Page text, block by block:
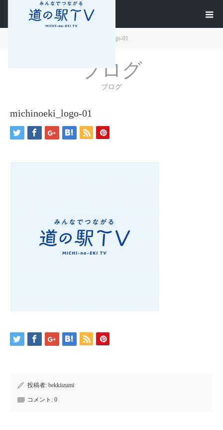
michinoeki_logo-01
ブログ
ブログ
michinoeki_logo-01
投稿者: bekkiizumi
コメント: 0